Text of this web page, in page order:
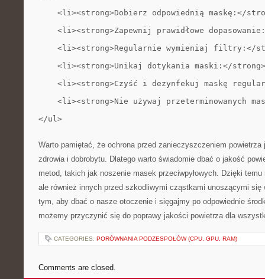
<li><strong>Dobierz odpowiednią maskę:</
<li><strong>Zapewnij prawidłowe
<li><strong>Regularnie wymieniaj filtry:</
<li><strong>Unikaj dotykania maski:</
<li><strong>Czyść i dezynfekuj maskę
<li><strong>Nie używaj przeterminowanych
</ul>
Warto pamiętać,⁢ że ochrona przed zanieczyszczeniem powietrza
zdrowia i dobrobytu. Dlatego warto świadomie dbać o ⁤jakość
⁤metod, takich jak noszenie ‌masek⁣ przeciwpyłowych. Dzięki
ale również innych przed szkodliwymi cząstkami unoszącymi⁢ się
tym, aby dbać ​o ⁤nasze otoczenie i sięgajmy po odpowiednie
możemy przyczynić się do poprawy ‌jakości powietrza dla
CATEGORIES: PORÓWNANIA PODZESPOŁÓW (CPU, GPU, RAM)
Comments are closed.